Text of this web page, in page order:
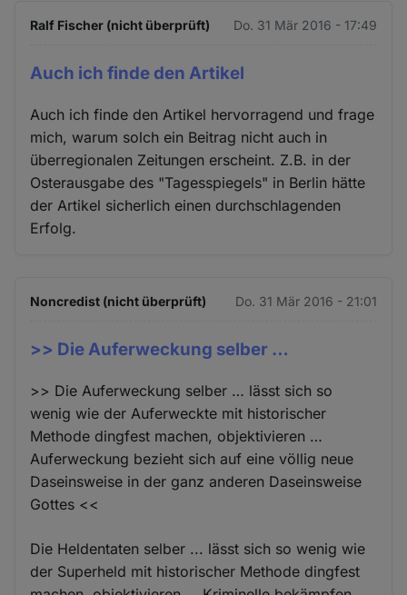
Ralf Fischer (nicht überprüft) Do. 31 Mär 2016 - 17:49
Auch ich finde den Artikel
Auch ich finde den Artikel hervorragend und frage
mich, warum solch ein Beitrag nicht auch in
überregionalen Zeitungen erscheint. Z.B. in der
Osterausgabe des "Tagesspiegels" in Berlin hätte
der Artikel sicherlich einen durchschlagenden
Erfolg.
Noncredist (nicht überprüft) Do. 31 Mär 2016 - 21:01
>> Die Auferweckung selber …
>> Die Auferweckung selber … lässt sich so
wenig wie der Auferweckte mit historischer
Methode dingfest machen, objektivieren …
Auferweckung bezieht sich auf eine völlig neue
Daseinsweise in der ganz anderen Daseinsweise
Gottes <<
Die Heldentaten selber ... lässt sich so wenig wie
der Superheld mit historischer Methode dingfest